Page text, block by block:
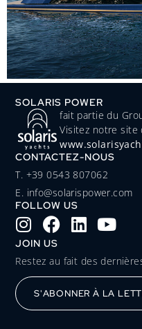
SOLARIS POWER
fait partie du
Visitez notre site
CONTACTEZ-NOUS
‭T. +39 0543 807062‬
E. info@solarispower.com
FOLLOW US
JOIN US
Restez au fait des
S'ABONNER À LA